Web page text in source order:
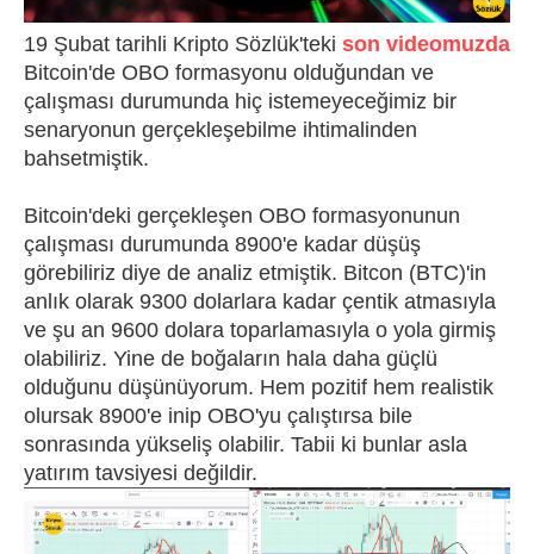
19 Şubat tarihli Kripto Sözlük'teki son videomuzda
Bitcoin'de OBO formasyonu olduğundan ve
çalışması durumunda hiç istemeyeceğimiz bir
senaryonun gerçekleşebilme ihtimalinden
bahsetmiştik.
Bitcoin'deki gerçekleşen OBO formasyonunun
çalışması durumunda 8900'e kadar düşüş
görebiliriz diye de analiz etmiştik. Bitcon (BTC)'in
anlık olarak 9300 dolarlara kadar çentik atmasıyla
ve şu an 9600 dolara toparlamasıyla o yola girmiş
olabiliriz. Yine de boğaların hala daha güçlü
olduğunu düşünüyorum. Hem pozitif hem realistik
olursak 8900'e inip OBO'yu çalıştırsa bile
sonrasında yükseliş olabilir. Tabii ki bunlar asla
yatırım tavsiyesi değildir.